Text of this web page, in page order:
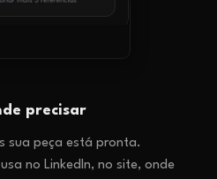
precisar
sua peça está pronta.
no LinkedIn, no site, onde